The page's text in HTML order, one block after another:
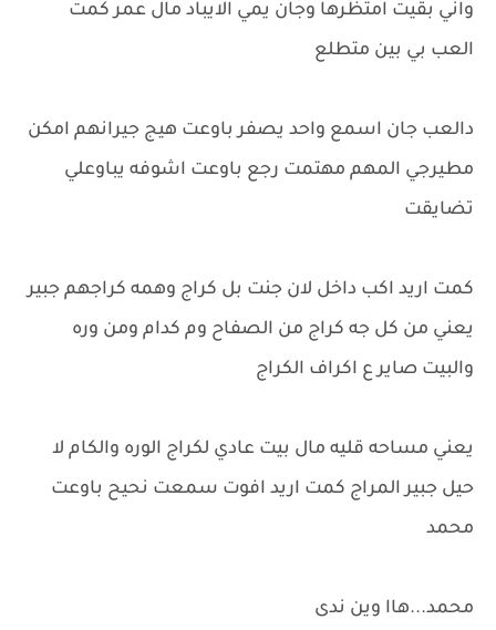
واني بقيت امتظرها وجان يمي الايباد مال عمر كمت
العب بي بين متطلع
دالعب جان اسمع واحد يصفر باوعت هيج جيرانهم امكن
مطيرجي المهم مهتمت رجع باوعت اشوفه يباوعلي
تضايقت
كمت اريد اكب داخل لان جنت بل كراج وهمه كراجهم جبير
يعني من كل جه كراج من الصفاح وم كدام ومن وره
والبيت صاير ع اكراف الكراج
يعني مساحه قليه مال بيت عادي لكراج الوره والكام لا
حيل جبير المراج كمت اريد افوت سمعت نحيح باوعت
محمد
محمد...هاا وين ندى